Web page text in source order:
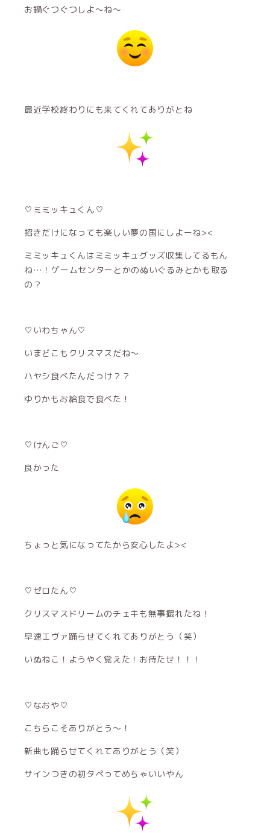
お鍋ぐつぐつしよ〜ね〜
最近学校終わりにも来てくれてありがとね
♡ミミッキュくん♡
招きだけになっても楽しい夢の国にしよーね><
ミミッキュくんはミミッキュグッズ収集してるもん
ね…！ゲームセンターとかのぬいぐるみとかも取る
の？
♡いわちゃん♡
いまどこもクリスマスだね〜
ハヤシ食べたんだっけ？？
ゆりかもお給食で食べた！
♡けんご♡
良かった
ちょっと気になってたから安心したよ><
♡ゼロたん♡
クリスマスドリームのチェキも無事撮れたね！
早速エヴァ踊らせてくれてありがとう（笑）
いぬねこ！ようやく覚えた！お待たせ！！！
♡なおや♡
こちらこそありがとう〜！
新曲も踊らせてくれてありがとう（笑）
サインつきの初タペってめちゃいいやん